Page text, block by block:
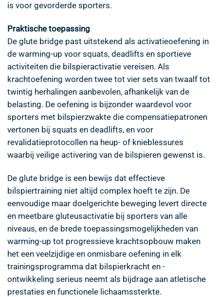
is voor gevorderde sporters.
Praktische toepassing
De glute bridge past uitstekend als activatieoefening in
de warming-up voor squats, deadlifts en sportieve
activiteiten die bilspieractivatie vereisen. Als
krachtoefening worden twee tot vier sets van twaalf tot
twintig herhalingen aanbevolen, afhankelijk van de
belasting. De oefening is bijzonder waardevol voor
sporters met bilspierzwakte die compensatiepatronen
vertonen bij squats en deadlifts, en voor
revalidatieprotocollen na heup- of knieblessures
waarbij veilige activering van de bilspieren gewenst is.
De glute bridge is een bewijs dat effectieve
bilspiertraining niet altijd complex hoeft te zijn. De
eenvoudige maar doelgerichte beweging levert directe
en meetbare gluteusactivatie bij sporters van alle
niveaus, en de brede toepassingsmogelijkheden van
warming-up tot progressieve krachtsopbouw maken
het een veelzijdige en onmisbare oefening in elk
trainingsprogramma dat bilspierkracht en -
ontwikkeling serieus neemt als bijdrage aan atletische
prestaties en functionele lichaamssterkte.